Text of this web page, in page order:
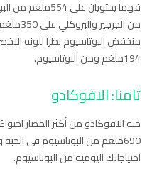
من
194ملغم ومن البوتاسيوم.
ثامنا: الافوكادو
حبة الافوكادو من أكثر الخضار
احتياجاتك اليومية من البوتاسيوم.